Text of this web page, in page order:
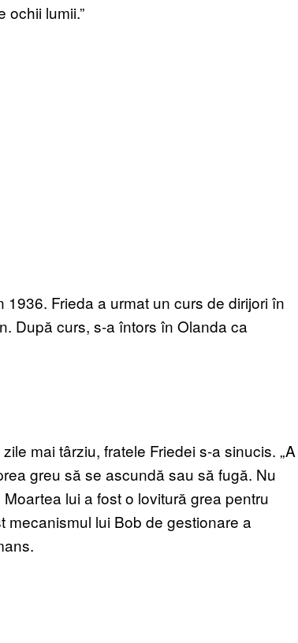
ochii lumii.”
Frieda a urmat un curs de dirijori în
După curs, s-a întors în Olanda ca
mai târziu, fratele Friedei s-a sinucis. „A
greu să se ascundă sau să fugă. Nu
lui a fost o lovitură grea pentru
mecanismul lui Bob de gestionare a